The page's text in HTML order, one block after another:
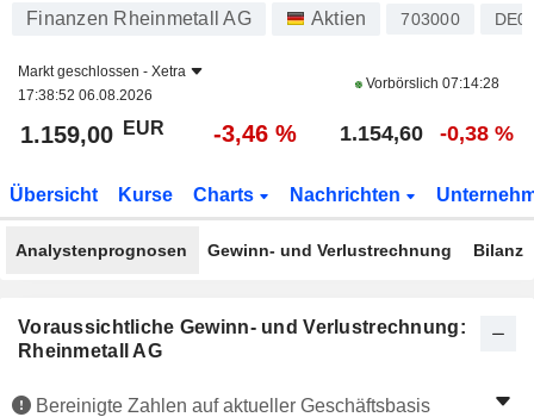
Finanzen Rheinmetall AG Aktien 703000
Markt geschlossen - Xetra
17:38:52 06.08.2026
Vorbörslich 07:14:28
1.159,00 EUR -3,46 % 1.154,60 -0,38 %
Übersicht Kurse Charts Nachrichten
Analystenprognosen Gewinn- und Verlustrechnung Bilanz
Voraussichtliche Gewinn- und Verlustrechnung:
Rheinmetall AG
Bereinigte Zahlen auf aktueller Geschäftsbasis